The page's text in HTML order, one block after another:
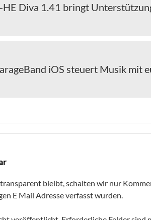
HE Diva 1.41 bringt
iOS steuert Musik mit
bleibt, schalten wir nur
E Mail Adresse verfasst wurden.